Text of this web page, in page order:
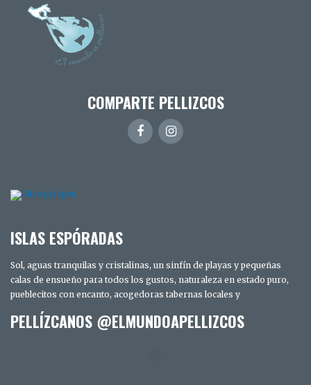
COMPARTE PELLIZCOS
ISLAS ESPÓRADAS
Sol, aguas tranquilas y cristalinas, un sinfín de playas y pequeñas
calas de ensueño para todos los gustos, naturaleza en estado puro,
pueblecitos con encanto, acogedoras tabernas locales y
PELLÍZCANOS @ELMUNDOAPELLIZCOS